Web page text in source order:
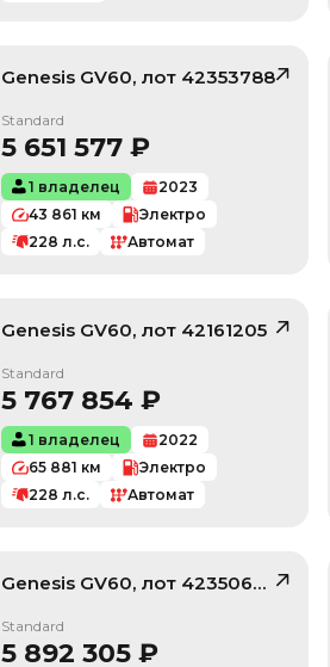
Genesis GV60, лот 42353788
/ 10
Standard
5 651 577 ₽
1 владелец
2023
43 861 км
Электро
228 л.с. Автомат
Genesis GV60, лот 42161205
/ 10
Standard
5 767 854 ₽
1 владелец
2022
65 881 км
Электро
228 л.с. Автомат
Genesis GV60, лот 42350630/ 10
Standard
5 892 305 ₽